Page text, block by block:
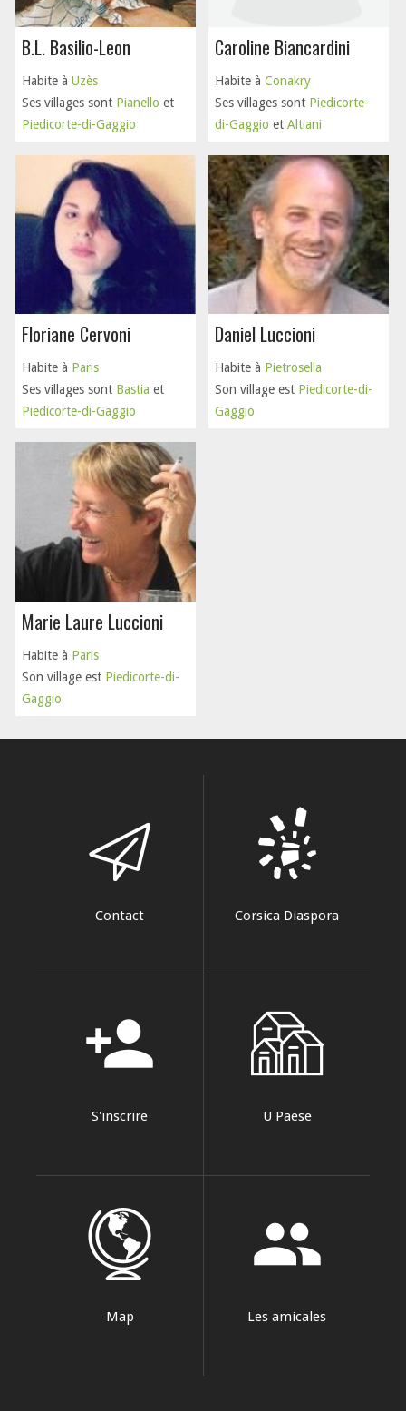
B.L. Basilio-Leon
Habite à Uzès
Ses villages sont Pianello et
Piedicorte-di-Gaggio
Caroline Biancardini
Habite à Conakry
Ses villages sont Piedicorte-
di-Gaggio et Altiani
Floriane Cervoni
Habite à Paris
Ses villages sont Bastia et
Piedicorte-di-Gaggio
Daniel Luccioni
Habite à Pietrosella
Son village est Piedicorte-di-
Gaggio
Marie Laure Luccioni
Habite à Paris
Son village est Piedicorte-di-
Gaggio
Contact Corsica Diaspora
person_add
S'inscrire U Paese
Map
group
Les amicales